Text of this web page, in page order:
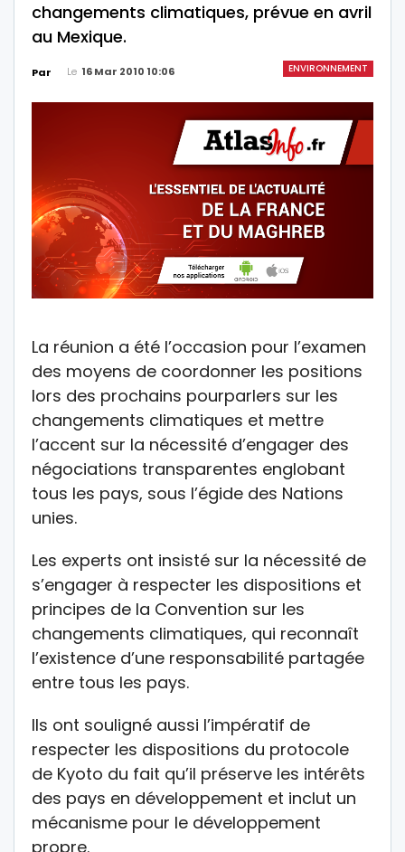
changements climatiques, prévue en avril
au Mexique.
ENVIRONNEMENT
Par Le 16 Mar 2010 10:06
La réunion a été l’occasion pour l’examen
des moyens de coordonner les positions
lors des prochains pourparlers sur les
changements climatiques et mettre
l’accent sur la nécessité d’engager des
négociations transparentes englobant
tous les pays, sous l’égide des Nations
unies.
Les experts ont insisté sur la nécessité de
s’engager à respecter les dispositions et
principes de la Convention sur les
changements climatiques, qui reconnaît
l’existence d’une responsabilité partagée
entre tous les pays.
Ils ont souligné aussi l’impératif de
respecter les dispositions du protocole
de Kyoto du fait qu’il préserve les intérêts
des pays en développement et inclut un
mécanisme pour le développement
propre.